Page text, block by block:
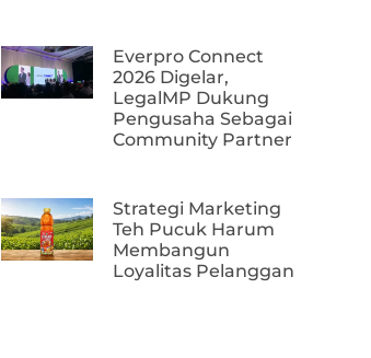
Everpro Connect
2026 Digelar,
LegalMP Dukung
Pengusaha Sebagai
Community Partner
Strategi Marketing
Teh Pucuk Harum
Membangun
Loyalitas Pelanggan